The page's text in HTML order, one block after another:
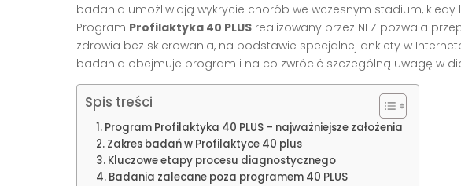
badania umożliwiają wykrycie chorób we wczesnym stadium, kiedy
Program Profilaktyka 40 PLUS realizowany przez NFZ pozwala
zdrowia bez skierowania, na podstawie specjalnej ankiety w
badania obejmuje program i na co zwrócić szczególną uwagę w
Spis treści
Program Profilaktyka 40 PLUS – najważniejsze założenia
Zakres badań w Profilaktyce 40 plus
Kluczowe etapy procesu diagnostycznego
Badania zalecane poza programem 40 PLUS